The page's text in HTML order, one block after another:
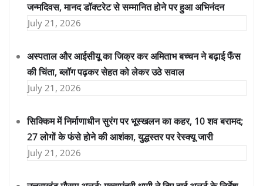
जन्मदिवस, मानद डॉक्टरेट से सम्मानित होने पर हुआ अभिनंदन
July 21, 2026
अस्पताल और आईसीयू का जिक्र कर अमिताभ बच्चन ने बढ़ाई फैंस
की चिंता, ब्लॉग पढ़कर सेहत को लेकर उठे सवाल
July 21, 2026
सिक्किम में निर्माणाधीन सुरंग पर भूस्खलन का कहर, 10 शव बरामद;
27 लोगों के फंसे होने की आशंका, युद्धस्तर पर रेस्क्यू जारी
July 21, 2026